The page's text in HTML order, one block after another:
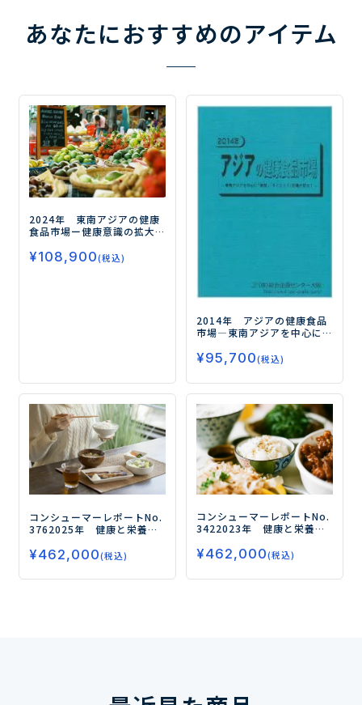
あなたにおすすめのアイテム
2024年 東南アジアの健康
食品市場ー健康意識の拡大
南アジアの健康食品トレン
ドを徹底分析ー
¥108,900(税込)
2014年 アジアの健康食品
市場―東南アジアを中心に
場が拡大！―
¥95,700(税込)
コンシューマーレポートNo.
3762025年 健康と栄養に
弾）－食品が高騰する中、
消費者の健康食品へのニー
ズはどう変化しているのか
¥462,000(税込)
コンシューマーレポートNo.
3422023年 健康と栄養に
５弾）－コスパ・タイパ志
向の高まりにより、健康食
品による効率的な栄養摂取
¥462,000(税込)